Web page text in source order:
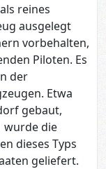
reines
ausgelegt
vorbehalten,
Piloten. Es
der
Etwa
gebaut,
wurde die
dieses Typs
geliefert.